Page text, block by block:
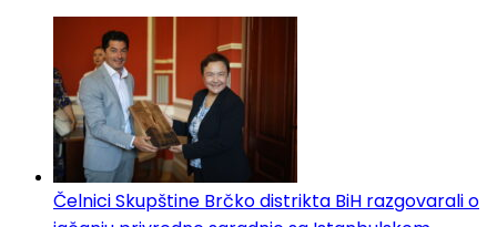
Čelnici Skupštine Brčko distrikta BiH razgovarali o